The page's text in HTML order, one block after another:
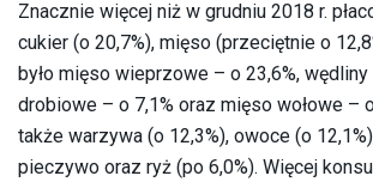
Znacznie więcej niż w grudniu 2018 r.
cukier (o 20,7%), mięso (przeciętnie o
było mięso wieprzowe – o 23,6%,
drobiowe – o 7,1% oraz mięso wołowe –
także warzywa (o 12,3%), owoce (o
pieczywo oraz ryż (po 6,0%). Więcej